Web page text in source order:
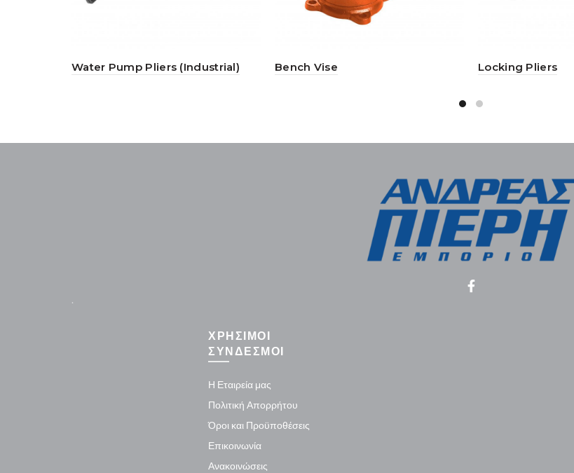
Water Pump Pliers (Industrial) Bench Vise Locking Pliers
.
ΧΡΗΣΙΜΟΙ
ΣΥΝΔΕΣΜΟΙ
Η Εταιρεία μας
Πολιτική Απορρήτου
Όροι και Προϋποθέσεις
Επικοινωνία
Ανακοινώσεις